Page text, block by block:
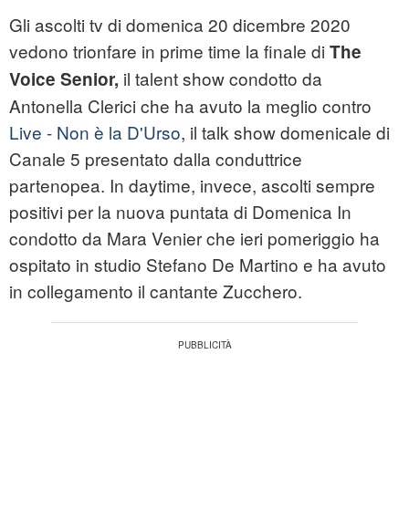
Gli ascolti tv di domenica 20 dicembre 2020
vedono trionfare in prime time la finale di The
Voice Senior, il talent show condotto da
Antonella Clerici che ha avuto la meglio contro
Live - Non è la D'Urso, il talk show domenicale di
Canale 5 presentato dalla conduttrice
partenopea. In daytime, invece, ascolti sempre
positivi per la nuova puntata di Domenica In
condotto da Mara Venier che ieri pomeriggio ha
ospitato in studio Stefano De Martino e ha avuto
in collegamento il cantante Zucchero.